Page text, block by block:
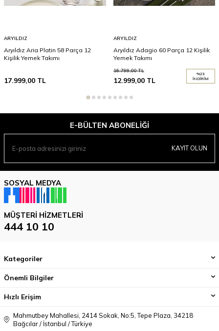
ARYILDIZ
Aryıldız Aria Platin 58 Parça 12
Kişilik Yemek Takımı
17.999,00 TL
ARYILDIZ
Aryıldız Adagio 60 Parça 12 Kişilik
Yemek Takımı
16.799,00TL
12.999,00TL
%23
İNDIRIM
E-BÜLTEN ABONELIĞI
KAYIT OLUN
SOSYAL MEDYA
MÜŞTERI HIZMETLERI
444 10 10
Kategoriler
Önemli Bilgiler
Hızlı Erişim
Mahmutbey Mahallesi, 2414 Sokak, No:5, Tepe Plaza, 34218
Bağcılar / İstanbul / Türkiye